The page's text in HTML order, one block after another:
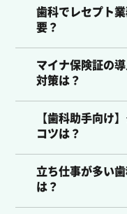
歯科でレセプト
要？
マイナ保険証の
対策は？
【歯科助手向け
コツは？
立ち仕事が多い
は？